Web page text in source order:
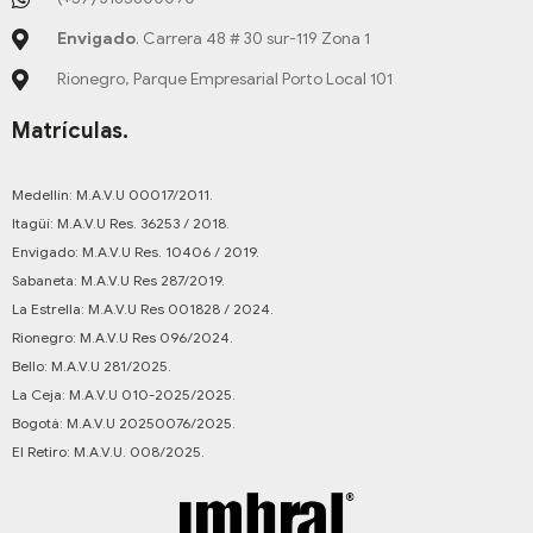
Envigado. Carrera 48 # 30 sur-119 Zona 1
Rionegro, Parque Empresarial Porto Local 101
Matrículas.
Medellín: M.A.V.U 00017/2011.
Itagüí: M.A.V.U Res. 36253 / 2018.
Envigado: M.A.V.U Res. 10406 / 2019.
Sabaneta: M.A.V.U Res 287/2019.
La Estrella: M.A.V.U Res 001828 / 2024.
Rionegro: M.A.V.U Res 096/2024.
Bello: M.A.V.U 281/2025.
La Ceja: M.A.V.U 010-2025/2025.
Bogotá: M.A.V.U 20250076/2025.
El Retiro: M.A.V.U. 008/2025.